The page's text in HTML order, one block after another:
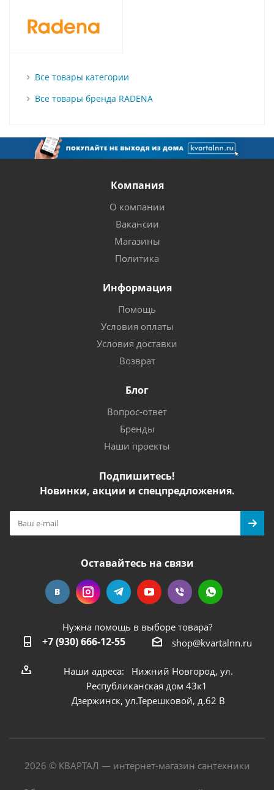
Все товары категории
Все товары бренда RADENA
Компания
О компании
Вакансии
Магазины
Политика
Информация
Помощь
Условия оплаты
Условия доставки
Возврат
Блог
Вопрос-ответ
Бренды
Наши проекты
Подпишитесь!
Новинки, акции и спецпредложения.
Оставайтесь на связи
Нужна помощь в выборе товара?
+7 (930) 666-12-55 shop@kvartalnn.ru
Наши адреса: Нижний Новгород, ул.
Республиканская дом 43к1
Дзержинск, ул.Терешковой, д.62 В
2026 © КВАРТАЛ — интернет-магазин сантехники